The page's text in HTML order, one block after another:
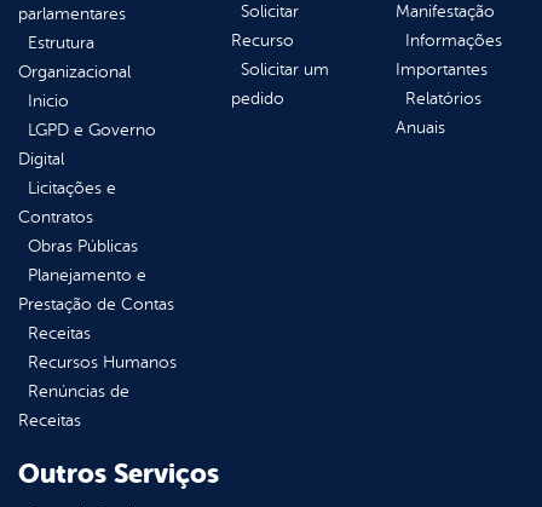
parlamentares
Estrutura
Organizacional
Inicio
LGPD e Governo
Digital
Licitações e
Contratos
Obras Públicas
Planejamento e
Prestação de Contas
Receitas
Recursos Humanos
Renúncias de
Receitas
Solicitar
Recurso
Solicitar um
pedido
Manifestação
Informações
Importantes
Relatórios
Anuais
Outros Serviços